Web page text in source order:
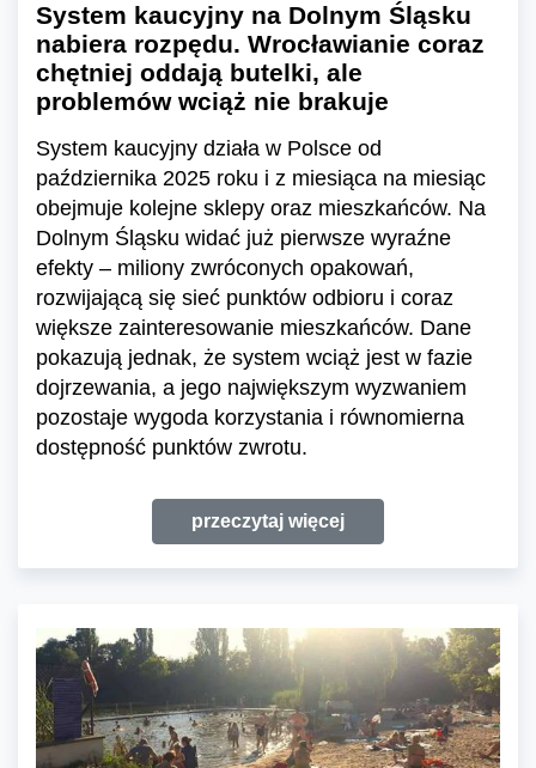
System kaucyjny na Dolnym Śląsku
nabiera rozpędu. Wrocławianie coraz
chętniej oddają butelki, ale
problemów wciąż nie brakuje
System kaucyjny działa w Polsce od
października 2025 roku i z miesiąca na miesiąc
obejmuje kolejne sklepy oraz mieszkańców. Na
Dolnym Śląsku widać już pierwsze wyraźne
efekty – miliony zwróconych opakowań,
rozwijającą się sieć punktów odbioru i coraz
większe zainteresowanie mieszkańców. Dane
pokazują jednak, że system wciąż jest w fazie
dojrzewania, a jego największym wyzwaniem
pozostaje wygoda korzystania i równomierna
dostępność punktów zwrotu.
przeczytaj więcej